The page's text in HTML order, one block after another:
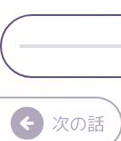
次の話